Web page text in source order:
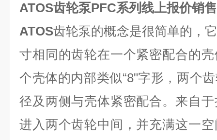
ATOS齿轮泵PFC系列线上报价销售
ATOS齿轮泵的概念是很简单的，
寸相同的齿轮在一个紧密配合的
个壳体的内部类似“8"字形，两个
径及两侧与壳体紧密配合。来自
进入两个齿轮中间，并充满这一